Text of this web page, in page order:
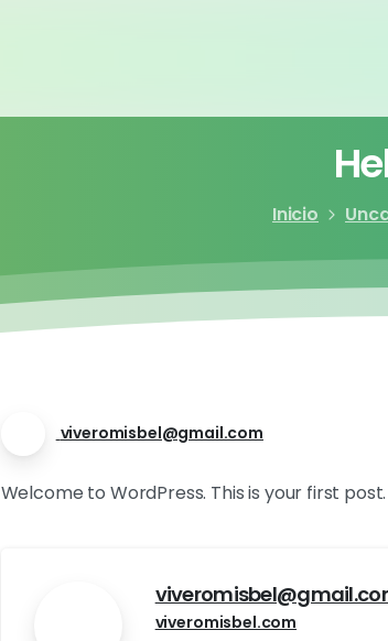
Inicio
viveromisbel@gmail.com
Welcome to WordPress. This is your first
viveromisbel.com